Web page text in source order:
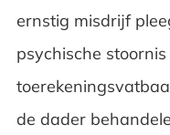
Welke vormen
Welke soorten
ernstig misdrijf
psychische
de dader